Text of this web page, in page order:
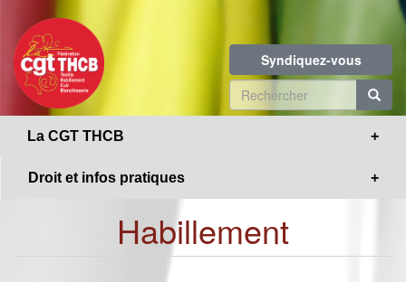
contenu
principal
Syndiquez-vous
Formulaire
de
La CGT THCB
Droit et infos pratiques
Habillement